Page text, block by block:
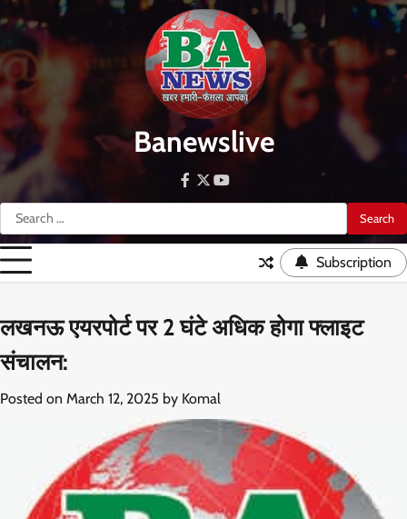
Skip
to
content
Banewslive
Search
for:
facebook
twitteryoutube
Subscription
लखनऊ एयरपोर्ट पर 2 घंटे अधिक होगा फ्लाइट
संचालन:
Posted on March 12, 2025 by Komal